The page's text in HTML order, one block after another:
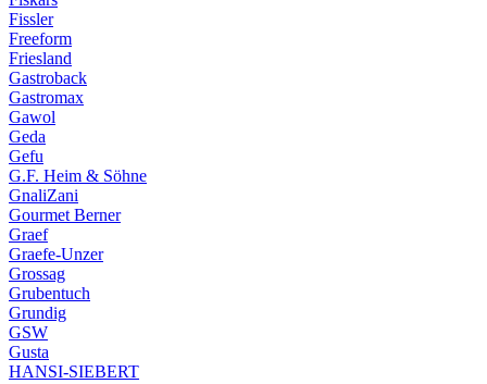
Fissler
Freeform
Friesland
Gastroback
Gastromax
Gawol
Geda
Gefu
G.F. Heim & Söhne
GnaliZani
Gourmet Berner
Graef
Graefe-Unzer
Grossag
Grubentuch
Grundig
GSW
Gusta
HANSI-SIEBERT